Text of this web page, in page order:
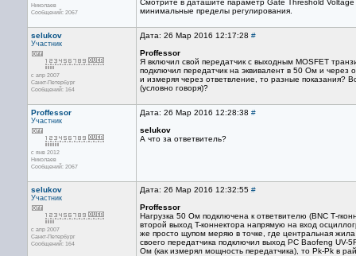
Николаев
Сообщений: 2067
Смотрите в даташите параметр Gate Threshold
минимальные пределы регулирования.
selukov
Участник
с апр 2007
Санкт-Петербург
Сообщений: 164
Дата: 26 Мар 2016 12:17:28 #
Proffessor
Я включил свой передатчик с выходным MOSFET
подключил передатчик на эквивалент в 50 Ом и через
и измеряя через ответвление, то разные
(условно говоря)?
Proffessor
Участник
с янв 2012
Николаев
Сообщений: 2067
Дата: 26 Мар 2016 12:28:38 #
selukov
А что за ответвитель?
selukov
Участник
с апр 2007
Санкт-Петербург
Сообщений: 164
Дата: 26 Мар 2016 12:32:55 #
Proffessor
Нагрузка 50 Ом подключена к ответвителю (BNC Т-
второй выход T-коннектора напрямую на вход
же просто щупом меряю в точке, где центральная
своего передатчика подключил выход РС Baofeng
Ом (как измерял мощность передатчика), то Pk-Pk в